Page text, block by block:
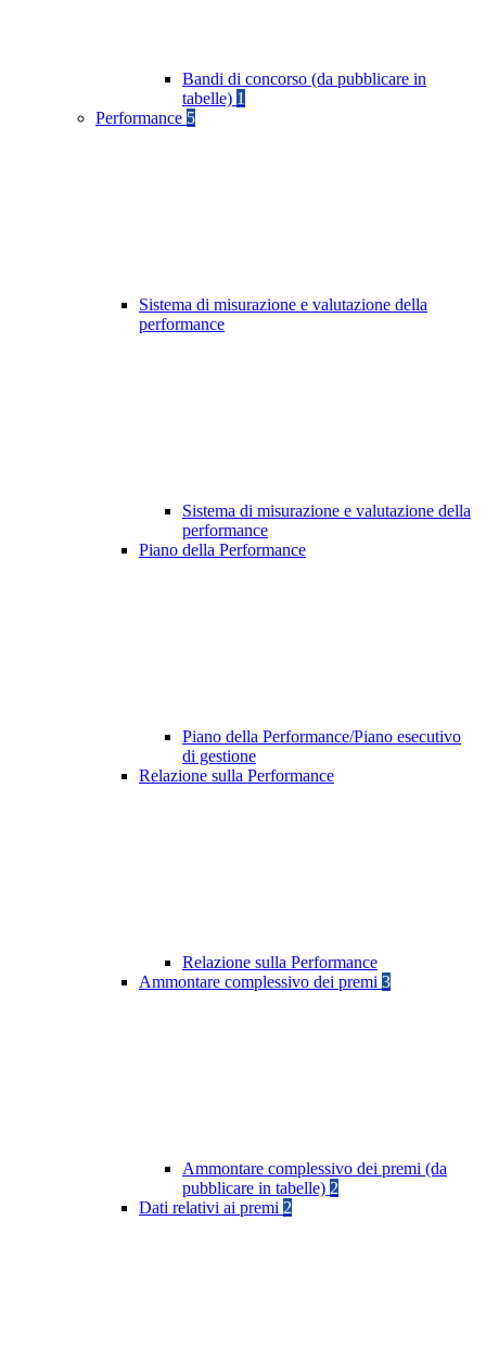
Bandi di concorso (da pubblicare in
tabelle) 1
Performance 5
Sistema di misurazione e valutazione della
performance
Sistema di misurazione e valutazione della
performance
Piano della Performance
Piano della Performance/Piano esecutivo
di gestione
Relazione sulla Performance
Relazione sulla Performance
Ammontare complessivo dei premi 3
Ammontare complessivo dei premi (da
pubblicare in tabelle) 2
Dati relativi ai premi 2